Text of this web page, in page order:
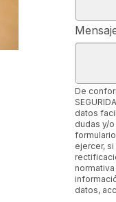
De
datos
dudas y/
ejercer,
datos,